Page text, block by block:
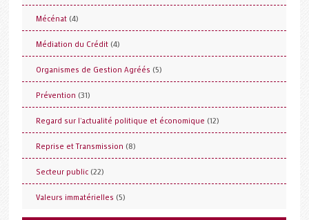
Mécénat (4)
Médiation du Crédit (4)
Organismes de Gestion Agréés (5)
Prévention (31)
Regard sur l'actualité politique et économique (12)
Reprise et Transmission (8)
Secteur public (22)
Valeurs immatérielles (5)